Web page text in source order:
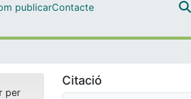
publicarContacte
per
Citació